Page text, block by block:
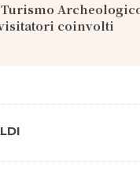
coinvolti